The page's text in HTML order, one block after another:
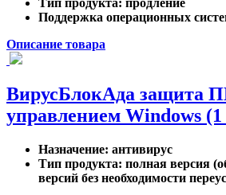
Поддержка операционных
Описание товара
ВирусБлокАда защита
управлением Windows
Назначение: антивирус
Тип продукта: полная версия
версий без необходимости